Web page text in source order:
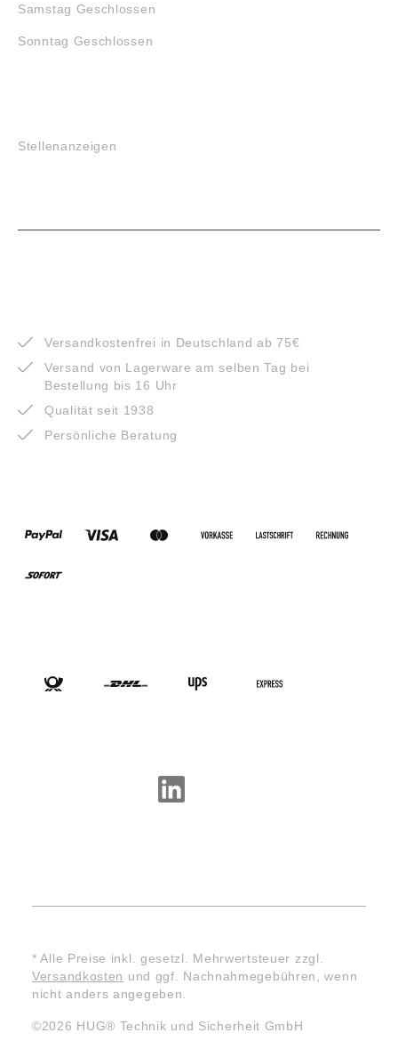
Samstag Geschlossen
Sonntag Geschlossen
Stellenanzeigen
Versandkostenfrei in Deutschland ab 75€
Versand von Lagerware am selben Tag bei
Bestellung bis 16 Uhr
Qualität seit 1938
Persönliche Beratung
* Alle Preise inkl. gesetzl. Mehrwertsteuer zzgl.
Versandkosten und ggf. Nachnahmegebühren, wenn
nicht anders angegeben.
©2026 HUG® Technik und Sicherheit GmbH